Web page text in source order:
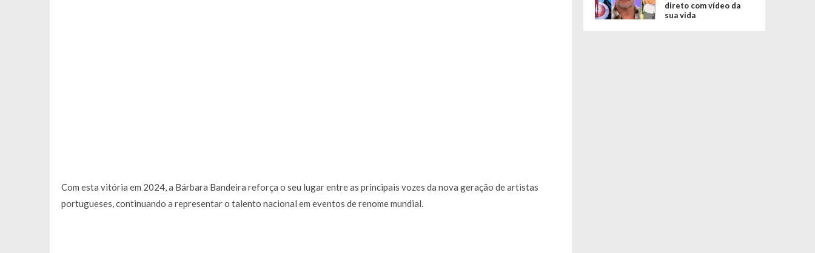
Com esta vitória em 2024, a Bárbara Bandeira reforça o seu lugar entre as principais vozes da nova geração de artistas
portugueses, continuando a representar o talento nacional em eventos de renome mundial.
direto com vídeo da
sua vida